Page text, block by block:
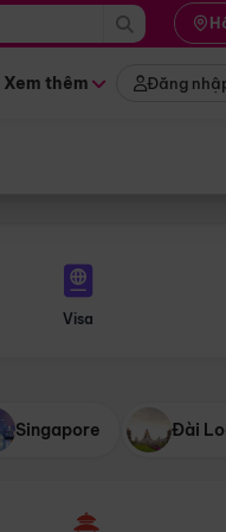
Xem thêm Đăng
Visa
Singapore Đài